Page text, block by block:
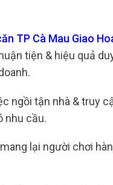
TP Cà Mau Giao
tiện & hiệu quả
ngồi tận nhà & truy
nhu cầu.
lại người chơi